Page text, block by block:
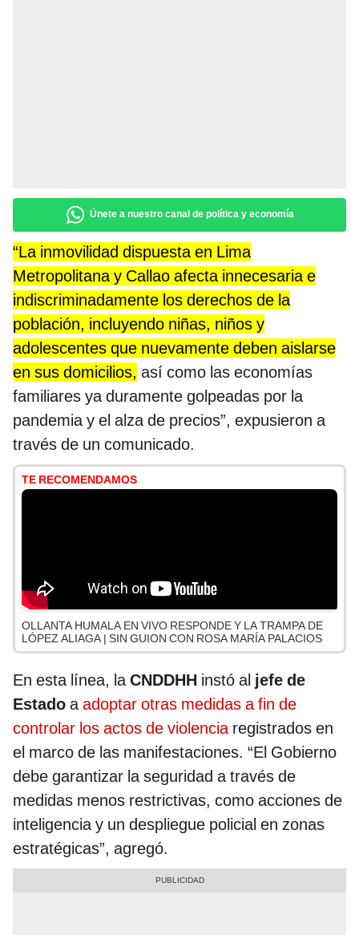
Únete a nuestro canal de política y economía
“La inmovilidad dispuesta en Lima
Metropolitana y Callao afecta innecesaria e
indiscriminadamente los derechos de la
población, incluyendo niñas, niños y
adolescentes que nuevamente deben aislarse
en sus domicilios, así como las economías
familiares ya duramente golpeadas por la
pandemia y el alza de precios”, expusieron a
través de un comunicado.
TE RECOMENDAMOS
OLLANTA HUMALA EN VIVO RESPONDE Y LA TRAMPA DE
LÓPEZ ALIAGA | SIN GUION CON ROSA MARÍA PALACIOS
En esta línea, laCNDDHH instó al jefe de
Estado aadoptar otras medidas a fin de
controlar los actos de violenciaregistrados en
el marco de las manifestaciones. “El Gobierno
debe garantizar la seguridad a través de
medidas menos restrictivas, como acciones de
inteligencia y un despliegue policial en zonas
estratégicas”, agregó.